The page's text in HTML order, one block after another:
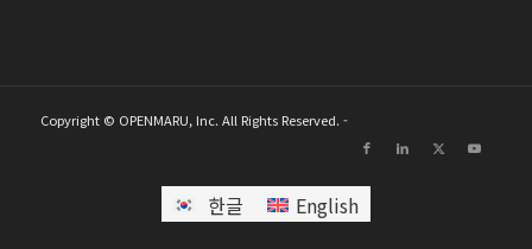
Copyright © OPENMARU, Inc. All Rights Reserved. -
한글 English